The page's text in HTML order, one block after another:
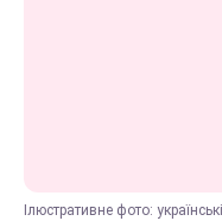
Ілюстративне фото: